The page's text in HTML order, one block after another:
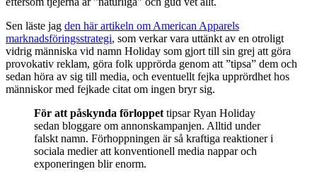
Sen läste jag den här artikeln om American Apparels
marknadsföringsstrategi, som verkar vara uttänkt av en otroligt
vidrig människa vid namn Holiday som gjort till sin grej att göra
provokativ reklam, göra folk upprörda genom att ”tipsa” dem och
sedan höra av sig till media, och eventuellt fejka upprördhet hos
människor med fejkade citat om ingen bryr sig.
För att påskynda förloppettipsar Ryan Holiday
sedan bloggare om annonskampanjen. Alltid under
falskt namn. Förhoppningen är så kraftiga reaktioner i
sociala medier att konventionell media nappar och
exponeringen blir enorm.